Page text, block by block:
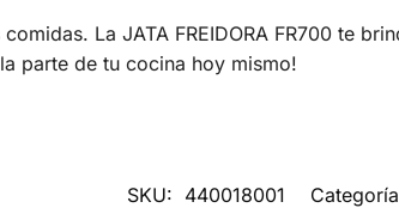
La JATA FREIDORA FR700 te
parte de tu cocina hoy mismo!
SKU: 440018001